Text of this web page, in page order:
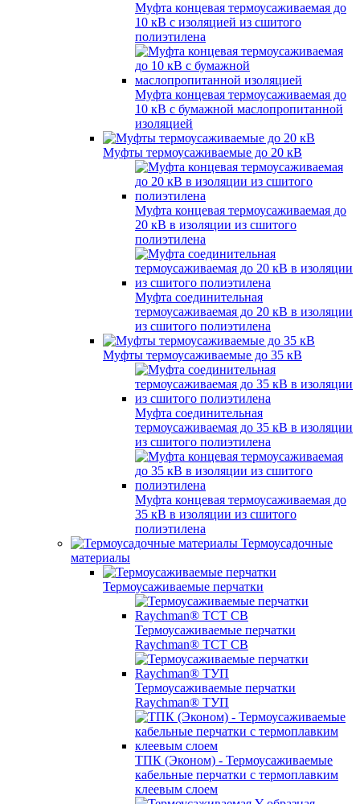
Муфта концевая термоусаживаемая до
10 кВ с изоляцией из сшитого
полиэтилена
Муфта концевая термоусаживаемая до
10 кВ с бумажной маслопропитанной
изоляцией
Муфты термоусаживаемые до 20 кВ
Муфта концевая термоусаживаемая до
20 кВ в изоляции из сшитого
полиэтилена
Муфта соединительная
термоусаживаемая до 20 кВ в изоляции
из сшитого полиэтилена
Муфты термоусаживаемые до 35 кВ
Муфта соединительная
термоусаживаемая до 35 кВ в изоляции
из сшитого полиэтилена
Муфта концевая термоусаживаемая до
35 кВ в изоляции из сшитого
полиэтилена
Термоусадочные
материалы
Термоусаживаемые перчатки
Термоусаживаемые перчатки
Raychman® TCT CB
Термоусаживаемые перчатки
Raychman® ТУП
ТПК (Эконом) - Термоусаживаемые
кабельные перчатки с термоплавким
клеевым слоем